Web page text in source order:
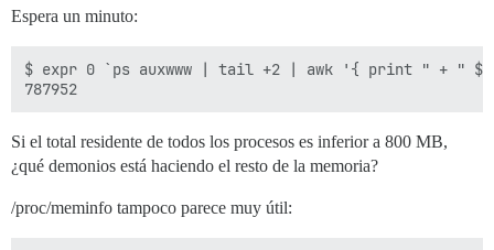
Espera un minuto:
$ expr 0 `ps auxwww | tail +2 | awk '{ print " + "
Si el total residente de todos los procesos es inferior a 800 MB,
¿qué demonios está haciendo el resto de la memoria?
/proc/meminfo tampoco parece muy útil: